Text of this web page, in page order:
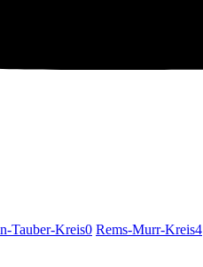
Tauber-Kreis0 Rems-Murr-Kreis4